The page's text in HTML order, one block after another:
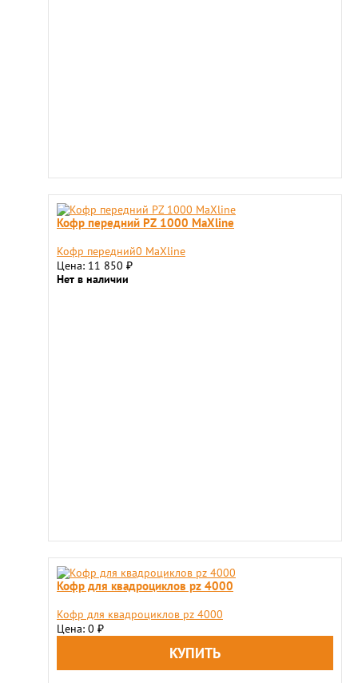
Кофр передний PZ 1000 MaXline
Кофр передний0 MaXline
Цена: 11 850 ₽
Нет в наличии
Кофр для квадроциклов pz 4000
Кофр для квадроциклов pz 4000
Цена: 0 ₽